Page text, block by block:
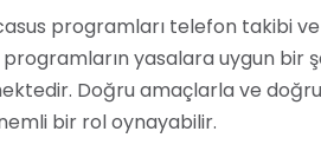
programları telefon takibi
yasalara uygun bir
Doğru amaçlarla ve
bir rol oynayabilir.